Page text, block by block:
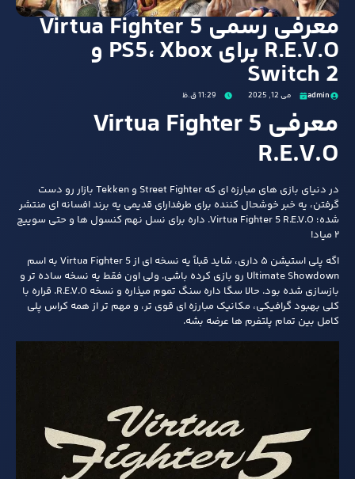
معرفی رسمی Virtua Fighter 5
R.E.V.O برای PS5، Xbox و
Switch 2
admin می 12, 2025 11:29 ق.ظ
معرفی Virtua Fighter 5
R.E.V.O
در دنیای بازی‌ های مبارزه‌ ای که Street Fighter و Tekken بازار رو دست
گرفتن، یه خبر خوشحال‌ کننده برای طرفدارای قدیمی یه برند افسانه‌ ای منتشر
شده؛ Virtua Fighter 5 R.E.V.O. داره برای نسل نهم کنسول‌ ها و حتی سوییچ
۲ میاد!
اگه پلی‌ استیشن ۵ داری، شاید قبلاً یه نسخه‌ ای از Virtua Fighter 5 به اسم
Ultimate Showdown رو بازی کرده باشی. ولی اون فقط یه نسخه ساده‌ تر و
بازسازی شده بود. حالا سگا داره سنگ‌ تموم میذاره و نسخه R.E.V.O. قراره با
کلی بهبود گرافیکی، مکانیک مبارزه‌ ای قوی‌ تر، و مهم‌ تر از همه کراس‌ پلی
کامل بین تمام پلتفرم‌ ها عرضه بشه.